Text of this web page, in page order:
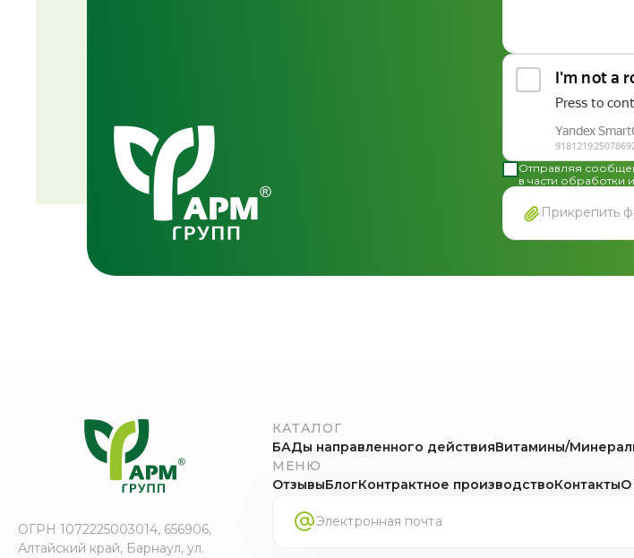
Отправляя
в части обработки
Прикрепить
ОГРН 1072225003014, 656906,
Алтайский край, Барнаул, ул.
КАТАЛОГ
БАДы направленного действияВитамины/
МЕНЮ
ОтзывыБлогКонтрактное производствоКонтактыО